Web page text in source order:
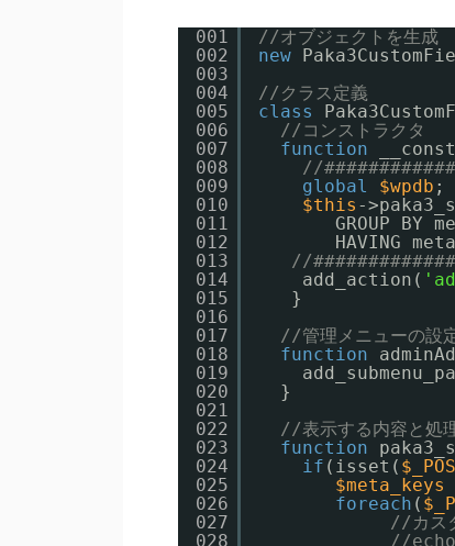
001
002
003
004
005
006
007
008
009
010
011
012
013
014
015
016
017
018
019
020
021
022
023
024
025
026
027
028
//オブジェクトを生成
new
//クラス定義
class
//コンストラクタ
function
//
global
$wpdb ;
$this -
GROUP BY
HAVING
//
add_action(
}
//管理メニューの設
function
}
//表示する内容と処
function
if (isset(
$meta_keys
foreach (
//カス
//